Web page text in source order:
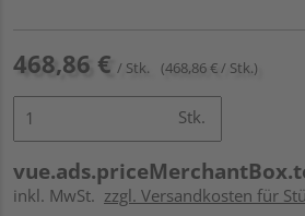
468,86 € / Stk. (468,86 € / Stk.)
Stk.
inkl. MwSt. zzgl. Versandkosten für